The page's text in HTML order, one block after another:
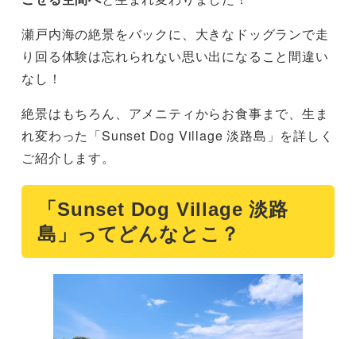
瀬戸内海の絶景をバックに、大きなドッグランで走
り回る体験は忘れられない思い出になること間違い
なし！
絶景はもちろん、アメニティからお食事まで、生ま
れ変わった「Sunset Dog Village 淡路島」を詳しく
ご紹介します。
「Sunset Dog Village 淡路
島」ってどんなとこ？